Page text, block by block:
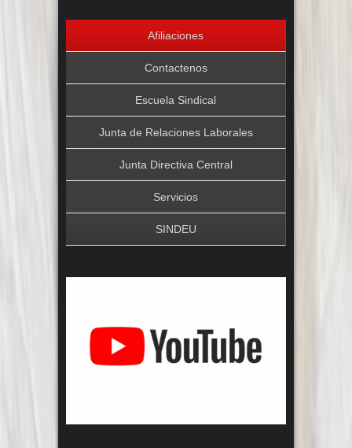
Afiliaciones
Contactenos
Escuela Sindical
Junta de Relaciones Laborales
Junta Directiva Central
Servicios
SINDEU